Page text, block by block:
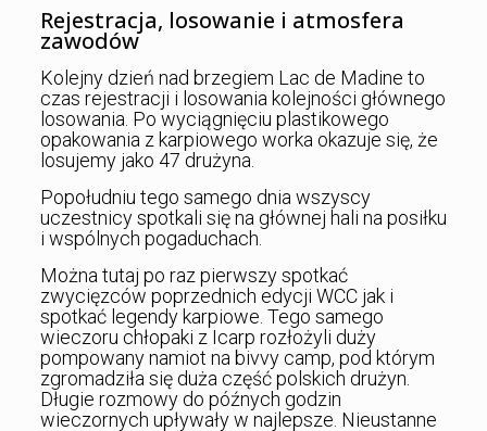
Rejestracja, losowanie i atmosfera
zawodów
Kolejny dzień nad brzegiem Lac de Madine to
czas rejestracji i losowania kolejności głównego
losowania. Po wyciągnięciu plastikowego
opakowania z karpiowego worka okazuje się, że
losujemy jako 47 drużyna.
Popołudniu tego samego dnia wszyscy
uczestnicy spotkali się na głównej hali na posiłku
i wspólnych pogaduchach.
Można tutaj po raz pierwszy spotkać
zwycięzców poprzednich edycji WCC jak i
spotkać legendy karpiowe. Tego samego
wieczoru chłopaki z Icarp rozłożyli duży
pompowany namiot na bivvy camp, pod którym
zgromadziła się duża część polskich drużyn.
Długie rozmowy do późnych godzin
wieczornych upływały w najlepsze. Nieustanne